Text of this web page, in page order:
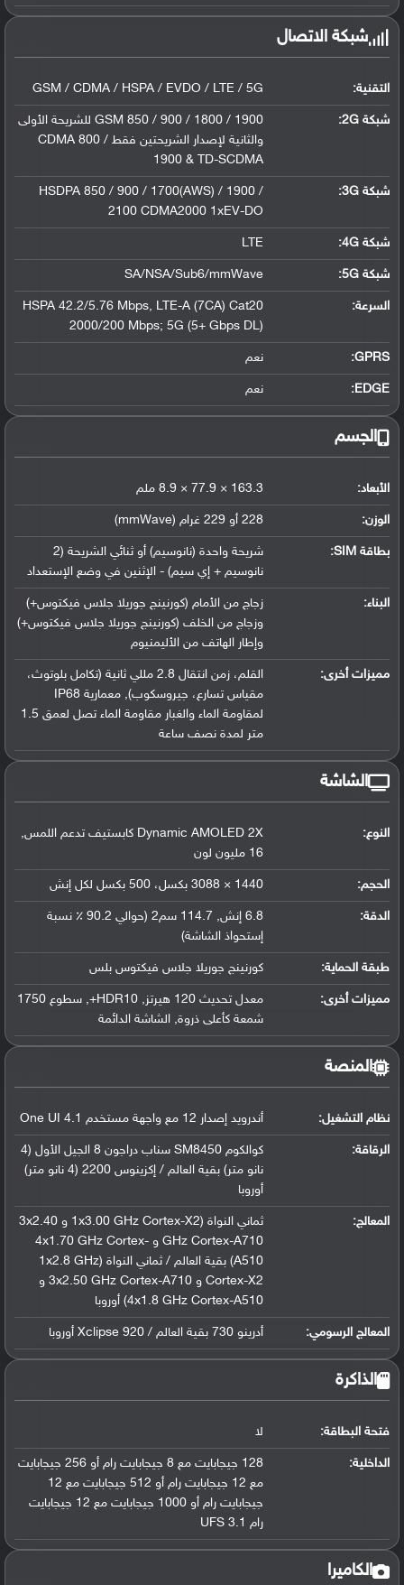
شبكة الاتصال
التقنية: GSM / CDMA / HSPA / EVDO / LTE / 5G
شبكة 2G:
GSM 850 / 900 / 1800 / 1900 للشريحة الأولى
والثانية لإصدار الشريحتين فقط CDMA 800 /
1900 & TD-SCDMA
شبكة 3G :
HSDPA 850 / 900 / 1700(AWS) / 1900 /
2100 CDMA2000 1xEV-DO
شبكة 4G :
LTE
شبكة 5G :
SA/NSA/Sub6/mmWave
السرعة:
HSPA 42.2/5.76 Mbps, LTE-A (7CA) Cat20
2000/200 Mbps; 5G (5+ Gbps DL)
GPRS: نعم
EDGE: نعم
الجسم
الأبعاد: 163.3 × 77.9 × 8.9 ملم
الوزن: 228 أو 229 غرام (mmWave)
بطاقة SIM:
شريحة واحدة (نانوسيم) أو ثنائي الشريحة (2
نانوسيم + إي سيم) - الإثنين في وضع الإستعداد
البناء:
زجاج من الأمام (كورنينج جوريلا جلاس فيكتوس+)
وزجاج من الخلف (كورنينج جوريلا جلاس فيكتوس+)
وإطار الهاتف من الأليمنيوم
مميزات أخرى:
القلم، زمن انتقال 2.8 مللي ثانية (تكامل بلوتوث،
مقياس تسارع، جيروسكوب), معمارية IP68
لمقاومة الماء والغبار مقاومة الماء تصل لعمق 1.5
متر لمدة نصف ساعة
الشاشة
النوع:
Dynamic AMOLED 2X كابستيف تدعم اللمس,
16 مليون لون
الحجم: 1440 × 3088 بكسل، 500 بكسل لكل إنش
الدقة:
6.8 إنش, 114.7 سم2 (حوالي 90.2 ٪ نسبة
إستحواذ الشاشة)
طبقة الحماية: كورنينج جوريلا جلاس فيكتوس بلس
مميزات أخرى:
معدل تحديث 120 هيرتز, HDR10+, سطوع 1750
شمعة كأعلى ذروة, الشاشة الدائمة
المنصة
نظام التشغيل: أندرويد إصدار 12 مع واجهة مستخدم One UI 4.1
الرقاقة:
كوالكوم SM8450 سناب دراجون 8 الجيل الأول (4
نانو متر) بقية العالم / إكزينوس 2200 (4 نانو متر)
أوروبا
المعالج:
ثماني النواة (1x3.00 GHz Cortex-X2 و 3x2.40
GHz Cortex-A710 و 4x1.70 GHz Cortex-
A510) بقية العالم / ثماني النواة (1x2.8 GHz
Cortex-X2 و 3x2.50 GHz Cortex-A710 و
4x1.8 GHz Cortex-A510) أوروبا
المعالج الرسومي: أدرينو 730 بقية العالم / Xclipse 920 أوروبا
الذاكرة
فتحة البطاقة: لا
الداخلية:
128 جيجابايت مع 8 جيجابايت رام أو 256 جيجابايت
مع 12 جيجابايت رام أو 512 جيجابايت مع 12
جيجابايت رام أو 1000 جيجابايت مع 12 جيجابايت
رام UFS 3.1
الكاميرا